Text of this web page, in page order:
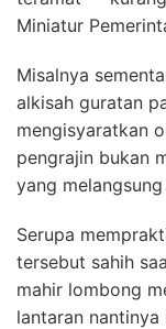
Miniatur
Misalnya
alkisah guratan
mengisyaratkan
pengrajin bukan
yang
Serupa
tersebut sahih
mahir lombong
lantaran